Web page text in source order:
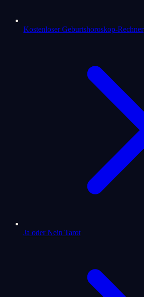
Kostenloser Geburtshoroskop-Rechner
Ja oder Nein Tarot